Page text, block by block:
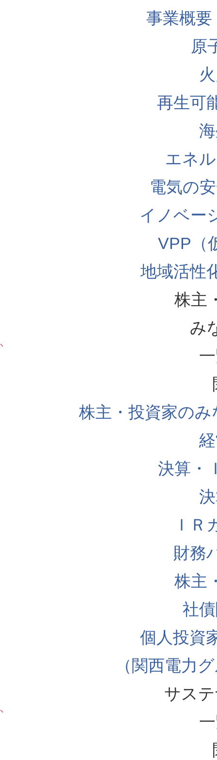
事業概
原
再生可
エネ
電気の
イノベー
VPP（
地域活性
株主
み
株主・投資家の
決算・
ＩＲ
財務
株主
社
個人投資
（関西電力
サス